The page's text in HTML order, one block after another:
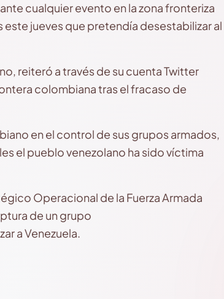
cualquier evento en la zona fronteriza
jueves que pretendía desestabilizar al
reiteró a través de su cuenta Twitter
colombiana tras el fracaso de
en el control de sus grupos armados,
el pueblo venezolano ha sido víctima
Operacional de la Fuerza Armada
de un grupo
a Venezuela.